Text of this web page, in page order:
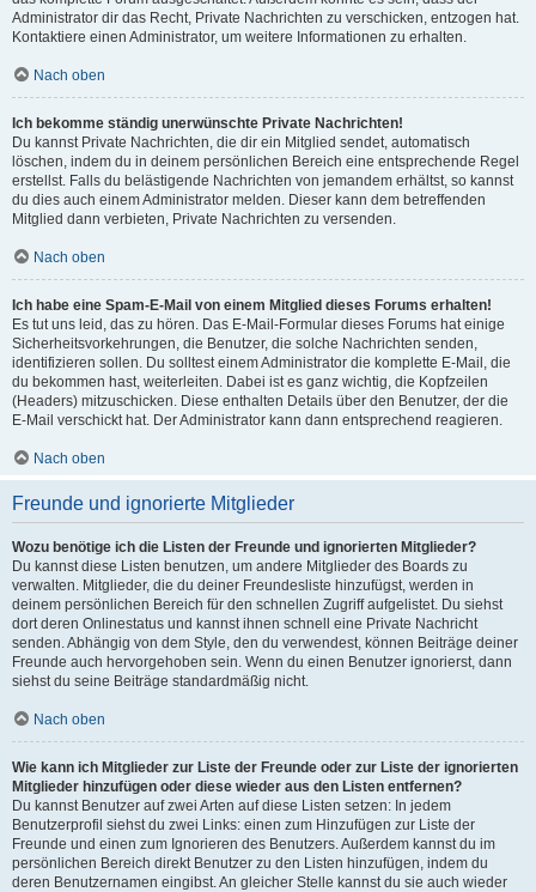
Administrator dir das Recht, Private Nachrichten zu verschicken, entzogen hat.
Kontaktiere einen Administrator, um weitere Informationen zu erhalten.
Nach oben
Ich bekomme ständig unerwünschte Private Nachrichten!
Du kannst Private Nachrichten, die dir ein Mitglied sendet, automatisch
löschen, indem du in deinem persönlichen Bereich eine entsprechende Regel
erstellst. Falls du belästigende Nachrichten von jemandem erhältst, so kannst
du dies auch einem Administrator melden. Dieser kann dem betreffenden
Mitglied dann verbieten, Private Nachrichten zu versenden.
Nach oben
Ich habe eine Spam-E-Mail von einem Mitglied dieses Forums erhalten!
Es tut uns leid, das zu hören. Das E-Mail-Formular dieses Forums hat einige
Sicherheitsvorkehrungen, die Benutzer, die solche Nachrichten senden,
identifizieren sollen. Du solltest einem Administrator die komplette E-Mail, die
du bekommen hast, weiterleiten. Dabei ist es ganz wichtig, die Kopfzeilen
(Headers) mitzuschicken. Diese enthalten Details über den Benutzer, der die
E-Mail verschickt hat. Der Administrator kann dann entsprechend reagieren.
Nach oben
Freunde und ignorierte Mitglieder
Wozu benötige ich die Listen der Freunde und ignorierten Mitglieder?
Du kannst diese Listen benutzen, um andere Mitglieder des Boards zu
verwalten. Mitglieder, die du deiner Freundesliste hinzufügst, werden in
deinem persönlichen Bereich für den schnellen Zugriff aufgelistet. Du siehst
dort deren Onlinestatus und kannst ihnen schnell eine Private Nachricht
senden. Abhängig von dem Style, den du verwendest, können Beiträge deiner
Freunde auch hervorgehoben sein. Wenn du einen Benutzer ignorierst, dann
siehst du seine Beiträge standardmäßig nicht.
Nach oben
Wie kann ich Mitglieder zur Liste der Freunde oder zur Liste der ignorierten
Mitglieder hinzufügen oder diese wieder aus den Listen entfernen?
Du kannst Benutzer auf zwei Arten auf diese Listen setzen: In jedem
Benutzerprofil siehst du zwei Links: einen zum Hinzufügen zur Liste der
Freunde und einen zum Ignorieren des Benutzers. Außerdem kannst du im
persönlichen Bereich direkt Benutzer zu den Listen hinzufügen, indem du
deren Benutzernamen eingibst. An gleicher Stelle kannst du sie auch wieder